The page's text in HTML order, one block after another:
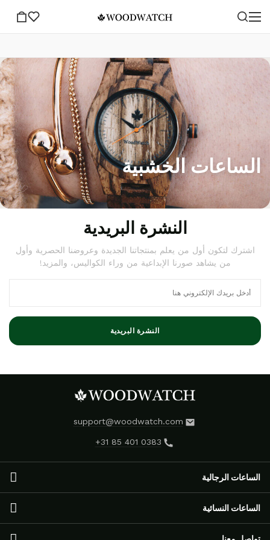
الساعات الخشبية
النشرة البريدية
اشترك لتكون أول من يعلم بمنتجاتنا الجديدة وعروضنا الحصرية وأول
من يشاهد صورنا الإبداعية من وراء الكواليس، والمزيد!
النشرة البريدية
support@woodwatch.com
+31 85 401 0383
الساعات الرجالية
الساعات النسائية